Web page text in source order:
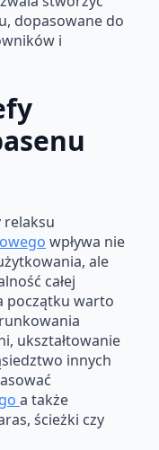
dopasowane do
i
relaksu
wpływa nie
ale
całej
początku warto
ukształtowanie
innych
a także
ścieżki czy